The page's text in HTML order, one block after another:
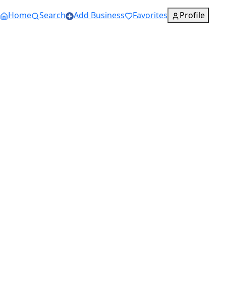
Home
Search Add Business Favorites Profile